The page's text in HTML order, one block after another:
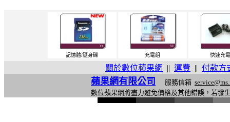
記憶體/隨身碟 充電組 快速充
關於數位蘋果網 || 運費 || 付款方
蘋果網有限公司 服務信箱
數位蘋果網將盡力避免價格及其他錯誤，若發